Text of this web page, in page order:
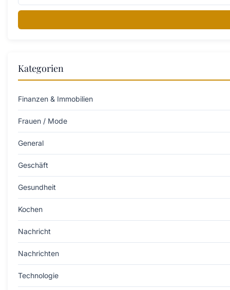
Kategorien
Finanzen & Immobilien
Frauen / Mode
General
Geschäft
Gesundheit
Kochen
Nachricht
Nachrichten
Technologie